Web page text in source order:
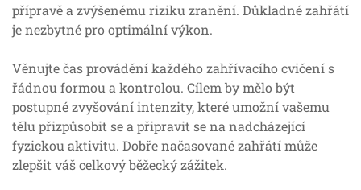
přípravě a zvýšenému riziku zranění. Důkladné zahřátí
je nezbytné pro optimální výkon.
Věnujte čas provádění každého zahřívacího cvičení s
řádnou formou a kontrolou. Cílem by mělo být
postupné zvyšování intenzity, které umožní vašemu
tělu přizpůsobit se a připravit se na nadcházející
fyzickou aktivitu. Dobře načasované zahřátí může
zlepšit váš celkový běžecký zážitek.